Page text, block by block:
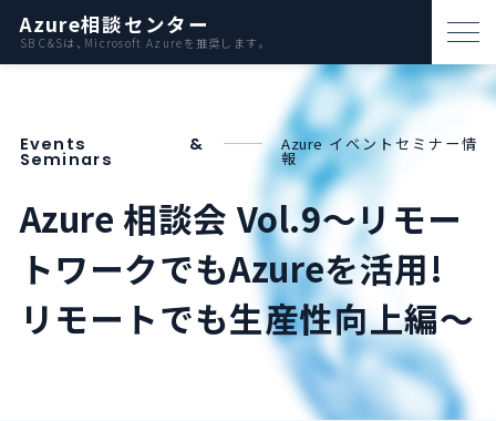
Azure相談センター
SB C&Sは、Microsoft Azureを推奨します。
パートナー支援
資料ダウンロード
お問い合わせ
Azureとは
AWS比較
Events &
Seminars
Azure イベントセミナー情
報
Azure 相談会 Vol.9～リモー
トワークでもAzureを活用!
リモートでも生産性向上編～